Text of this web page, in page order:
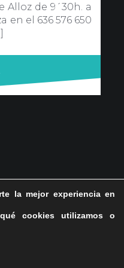
Alloz de 9´30h. a
en el 636 576 650
la mejor experiencia en
cookies utilizamos o